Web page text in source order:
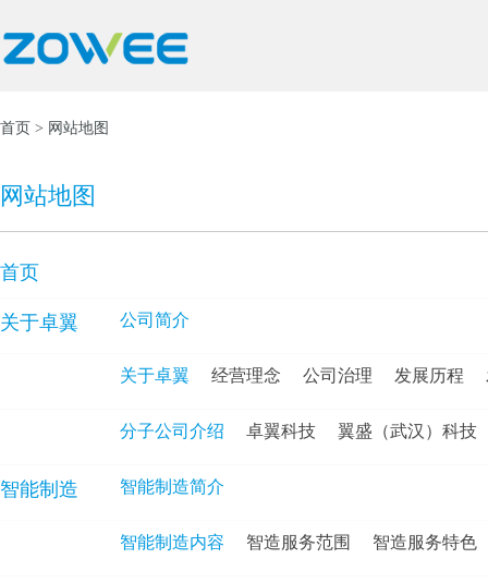
首页 > 网站地图
网站地图
首页
关于卓翼 公司简介
关于卓翼 经营理念 公司治理 发展历程
分子公司介绍 卓翼科技 翼盛（武汉）科技
智能制造 智能制造简介
智能制造内容 智造服务范围 智造服务特色